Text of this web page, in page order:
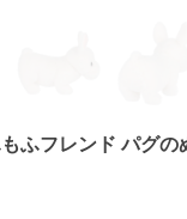
ふフレンド パグの